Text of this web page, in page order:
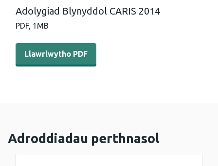
Adolygiad Blynyddol CARIS 2014
PDF, 1MB
Llawrlwytho PDF - Adolygiad Blynyddol CARIS 2014 (1
Llawrlwytho PDF
Adroddiadau perthnasol